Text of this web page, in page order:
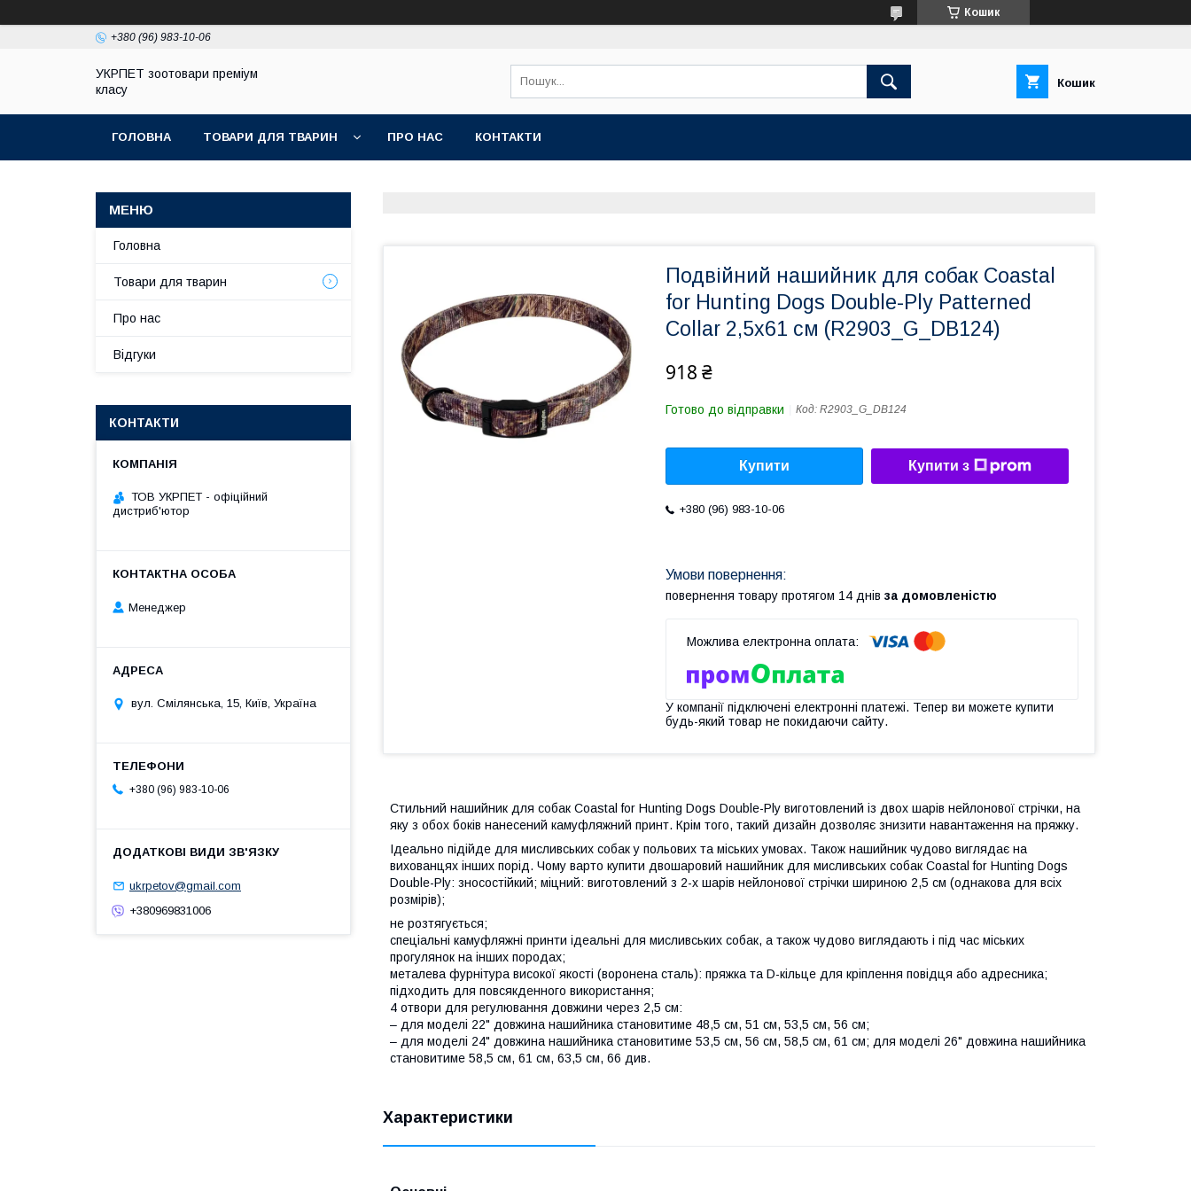
Кошик
+380 (96) 983-10-06
УКРПЕТ зоотовари преміум
класу
Кошик
ГОЛОВНА ТОВАРИ ДЛЯ ТВАРИН ПРО НАС КОНТАКТИ
Подвійний нашийник для собак Coastal
for Hunting Dogs Double-Ply Patterned
Collar 2,5х61 см (R2903_G_DB124)
918 ₴
Готово до відправки Код: R2903_G_DB124
Купити Купити з
+380 (96) 983-10-06
повернення товару протягом 14 днів за домовленістю
У компанії підключені електронні платежі. Тепер ви можете купити
будь-який товар не покидаючи сайту.
Стильний нашийник для собак Coastal for Hunting Dogs Double-Ply виготовлений із двох шарів нейлонової стрічки, на
яку з обох боків нанесений камуфляжний принт. Крім того, такий дизайн дозволяє знизити навантаження на пряжку.
Ідеально підійде для мисливських собак у польових та міських умовах. Також нашийник чудово виглядає на
вихованцях інших порід. Чому варто купити двошаровий нашийник для мисливських собак Coastal for Hunting Dogs
Double-Ply: зносостійкий; міцний: виготовлений з 2-х шарів нейлонової стрічки шириною 2,5 см (однакова для всіх
розмірів);
не розтягується;
спеціальні камуфляжні принти ідеальні для мисливських собак, а також чудово виглядають і під час міських
прогулянок на інших породах;
металева фурнітура високої якості (воронена сталь): пряжка та D-кільце для кріплення повідця або адресника;
підходить для повсякденного використання;
4 отвори для регулювання довжини через 2,5 см:
– для моделі 22" довжина нашийника становитиме 48,5 см, 51 см, 53,5 см, 56 см;
– для моделі 24" довжина нашийника становитиме 53,5 см, 56 см, 58,5 см, 61 см; для моделі 26" довжина нашийника
становитиме 58,5 см, 61 см, 63,5 см, 66 див.
Характеристики
Головна
Товари для тварин
Про нас
Відгуки
КОНТАКТИ
ТОВ УКРПЕТ - офіційний
дистриб'ютор
Менеджер
вул. Смілянська, 15, Київ, Україна
+380 (96) 983-10-06
ukrpetov@gmail.com
+380969831006